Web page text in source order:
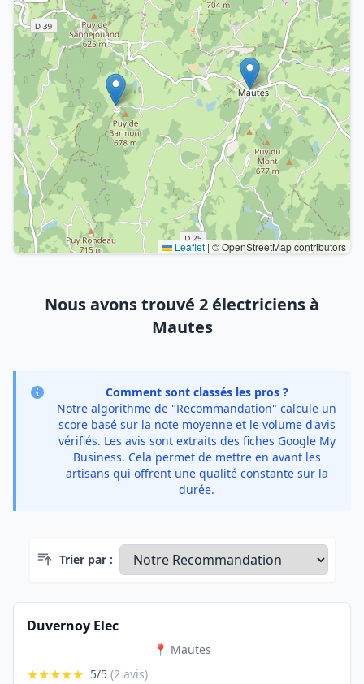
Leaflet | © OpenStreetMap contributors
Nous avons trouvé 2 électriciens à
Mautes
Comment sont classés les pros ?
Notre algorithme de "Recommandation" calcule un
score basé sur la note moyenne et le volume d'avis
vérifiés. Les avis sont extraits des fiches Google My
Business. Cela permet de mettre en avant les
artisans qui offrent une qualité constante sur la
durée.
Trier par :
Duvernoy Elec
📍 Mautes
★★★★★ 5/5 (2 avis)